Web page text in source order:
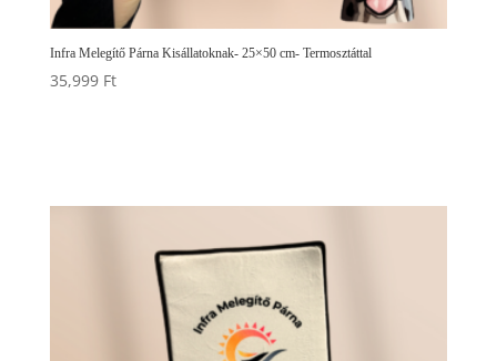
Infra Melegítő Párna Kisállatoknak- 25×50 cm- Termosztáttal
35,999 Ft